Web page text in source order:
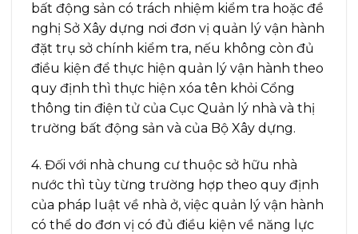
bất động sản có trách nhiệm kiểm tra hoặc đề
nghị Sở Xây dựng nơi đơn vị quản lý vận hành
đặt trụ sở chính kiểm tra, nếu không còn đủ
điều kiện để thực hiện quản lý vận hành theo
quy định thì thực hiện xóa tên khỏi Cổng
thông tin điện tử của Cục Quản lý nhà và thị
trường bất động sản và của Bộ Xây dựng.
4. Đối với nhà chung cư thuộc sở hữu nhà
nước thì tùy từng trường hợp theo quy định
của pháp luật về nhà ở, việc quản lý vận hành
có thể do đơn vị có đủ điều kiện về năng lực